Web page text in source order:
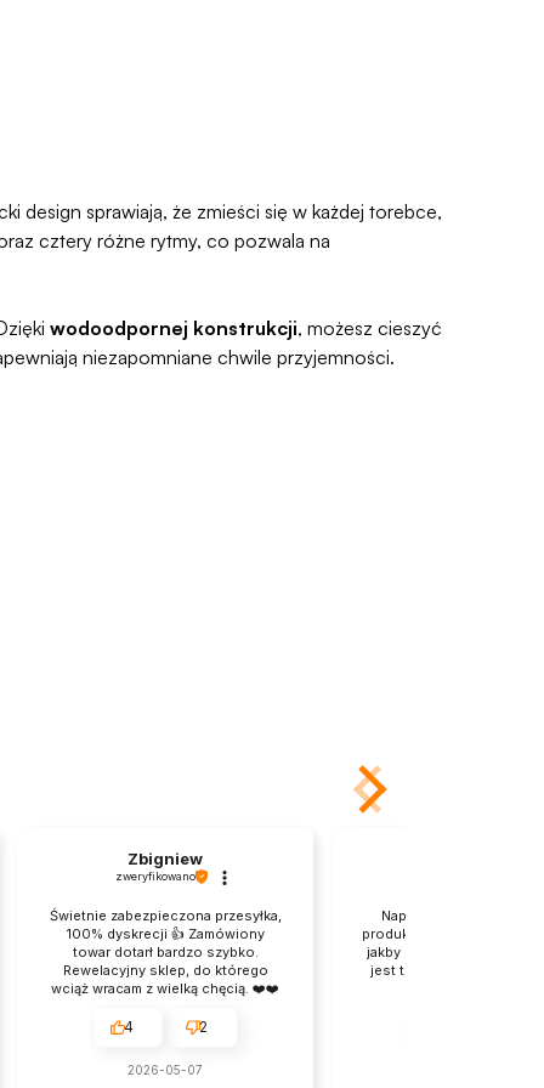
ponieważ
design sprawiają, że zmieści się w każdej torebce,
cztery różne rytmy, co pozwala na
wodoodpornej konstrukcji, możesz cieszyć
niezapomniane chwile przyjemności.
Zbigniew
zweryfikowano
Świetnie zabezpieczona przesyłka,
100% dyskrecji 👍️ Zamówiony
towar dotarł bardzo szybko.
Rewelacyjny sklep, do którego
wciąż wracam z wielką chęcią. ❤️❤️
4 2
2026-05-07
Naprawdę dobrze
produkt. tylko kartonik
jakby przeszedł jakąś
jest transport nie Wy.